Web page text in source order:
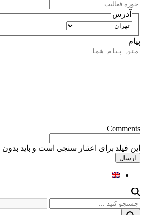
آدرس
استان
پیام
Comments
این فیلد برای اعتبار سنجی است و باید بدون